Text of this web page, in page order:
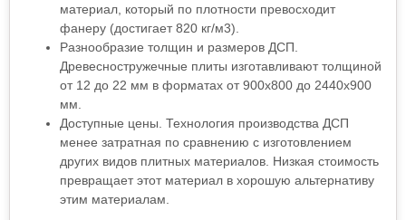
материал, который по плотности превосходит
фанеру (достигает 820 кг/м3).
Разнообразие толщин и размеров ДСП.
Древесностружечные плиты изготавливают толщиной
от 12 до 22 мм в форматах от 900х800 до 2440х900
мм.
Доступные цены. Технология производства ДСП
менее затратная по сравнению с изготовлением
других видов плитных материалов. Низкая стоимость
превращает этот материал в хорошую альтернативу
этим материалам.